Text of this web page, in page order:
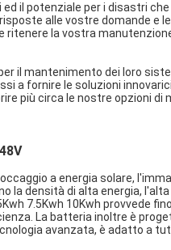
il potenziale per i disastri
alle vostre domande e
la vostra
il mantenimento dei loro
a fornire le soluzioni
più circa le nostre opzioni di
a energia solare,
la densità di alta energia,
7.5Kwh 10Kwh provvede
La batteria inoltre è
avanzata, è adatto a